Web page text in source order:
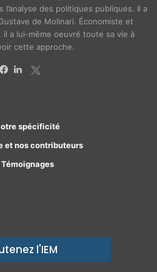
l’analyse des politiques publiques. Il a
de Molinari. Économiste et
a lui-même oeuvré toute sa vie à
cette approche.
spécificité
et nos contributeurs
Témoignages
l'IEM